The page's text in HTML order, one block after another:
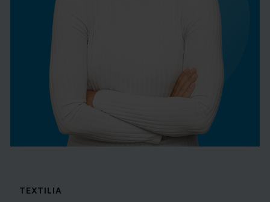
TEXTILIA